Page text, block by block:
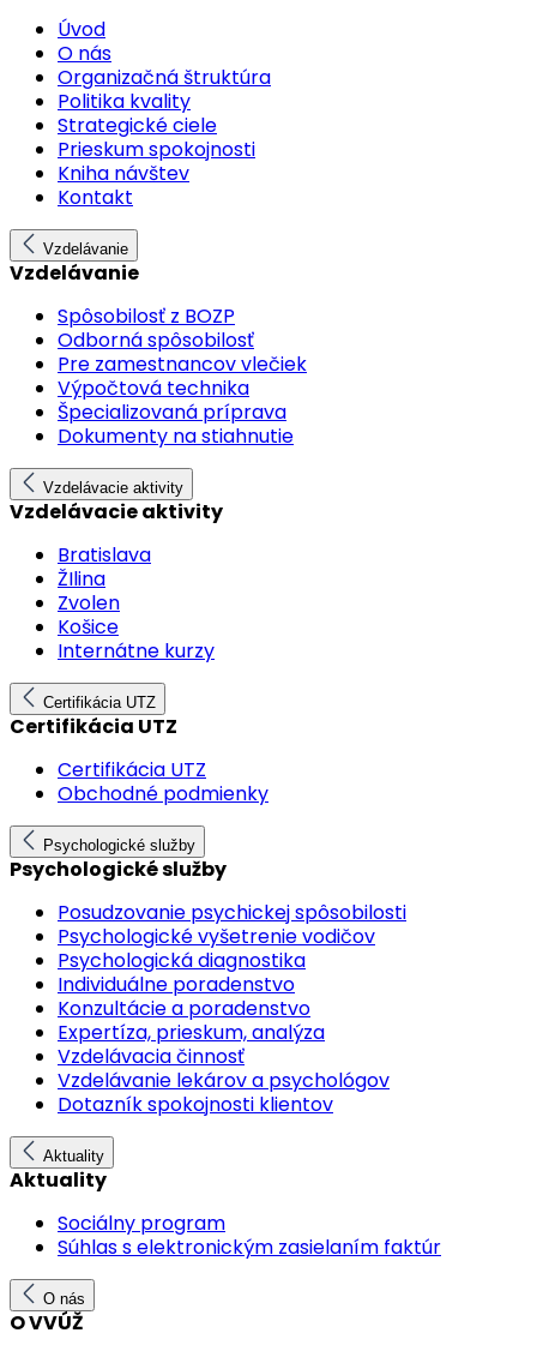
Úvod
O nás
Organizačná štruktúra
Politika kvality
Strategické ciele
Prieskum spokojnosti
Kniha návštev
Kontakt
Vzdelávanie
Vzdelávanie
Spôsobilosť z BOZP
Odborná spôsobilosť
Pre zamestnancov vlečiek
Výpočtová technika
Špecializovaná príprava
Dokumenty na stiahnutie
Vzdelávacie aktivity
Vzdelávacie aktivity
Bratislava
ŽIlina
Zvolen
Košice
Internátne kurzy
Certifikácia UTZ
Certifikácia UTZ
Certifikácia UTZ
Obchodné podmienky
Psychologické služby
Psychologické služby
Posudzovanie psychickej spôsobilosti
Psychologické vyšetrenie vodičov
Psychologická diagnostika
Individuálne poradenstvo
Konzultácie a poradenstvo
Expertíza, prieskum, analýza
Vzdelávacia činnosť
Vzdelávanie lekárov a psychológov
Dotazník spokojnosti klientov
Aktuality
Aktuality
Sociálny program
Súhlas s elektronickým zasielaním faktúr
O nás
O VVÚŽ